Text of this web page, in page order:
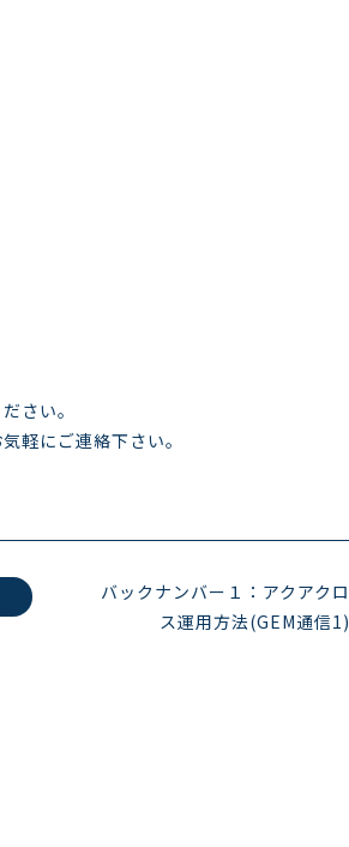
さい。
軽にご連絡下さい。
バックナンバー１：アクアクロ
ス運用方法(GEM通信1)